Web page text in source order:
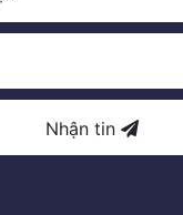
Nhận tin